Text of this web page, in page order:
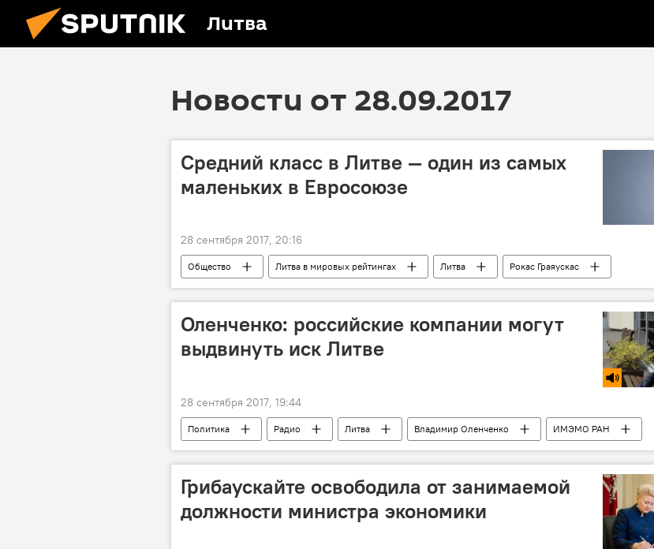
Литва
Новости от 28.09.2017
Средний класс в Литве — один из самых
маленьких в Евросоюзе
28 сентября 2017, 20:16
Общество Литва в мировых рейтингах Литва
Рокас Граяускас
Danske Bank
рейтинг доход средний класс
Оленченко: российские компании могут
выдвинуть иск Литве
28 сентября 2017, 19:44
Политика Радио Литва Владимир Оленченко
ИМЭМО РАН
расследование
иск
Грибаускайте освободила от занимаемой
должности министра экономики